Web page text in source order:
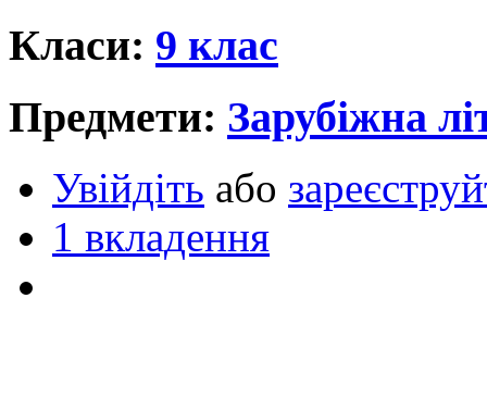
Класи: 9 клас
Предмети: Зарубіжна
Увійдіть або
1 вкладення